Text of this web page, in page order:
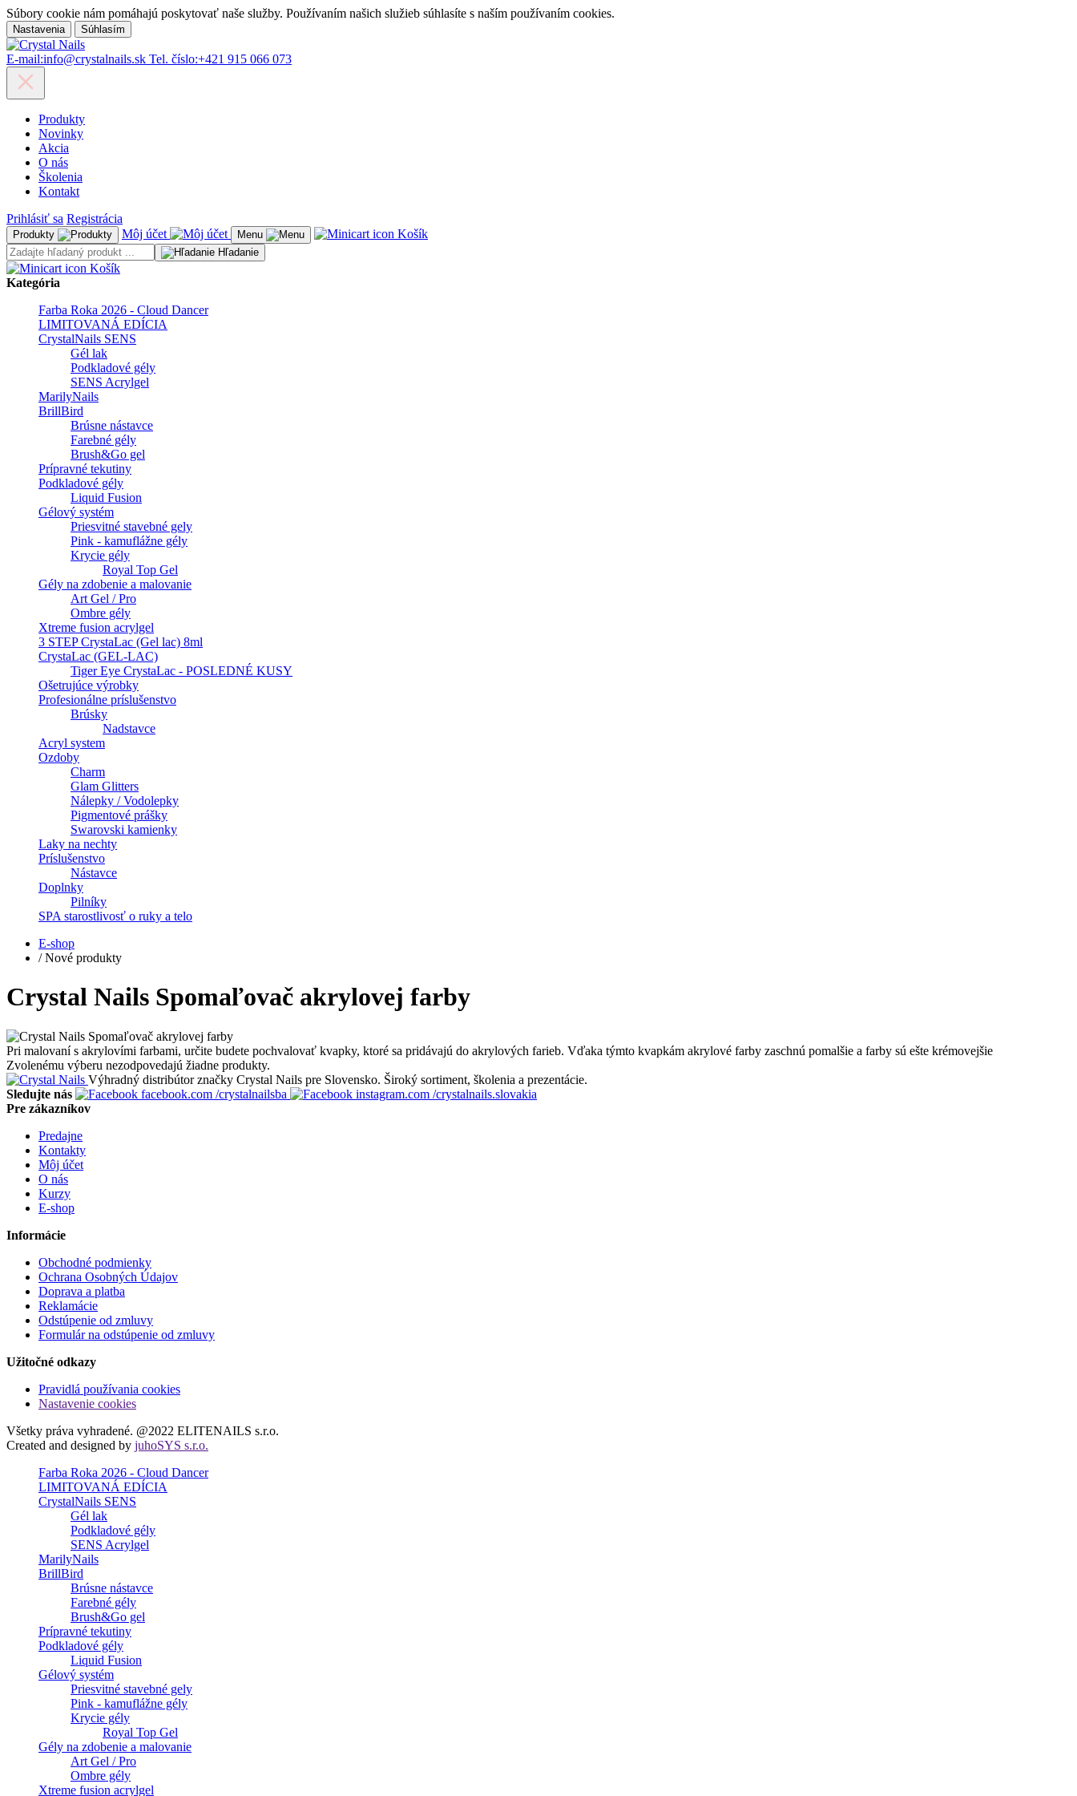
Súbory cookie nám pomáhajú poskytovať naše služby. Používaním našich služieb súhlasíte s naším používaním cookies.
Nastavenia Súhlasím
E-mail:info@crystalnails.sk Tel. číslo:+421 915 066 073
Produkty
Novinky
Akcia
O nás
Školenia
Kontakt
Prihlásiť sa Registrácia
Produkty Môj účet Menu Košík
Hľadanie
Košík
Kategória
Farba Roka 2026 - Cloud Dancer
LIMITOVANÁ EDÍCIA
CrystalNails SENS
Gél lak
Podkladové gély
SENS Acrylgel
MarilyNails
BrillBird
Brúsne nástavce
Farebné gély
Brush&Go gel
Prípravné tekutiny
Podkladové gély
Liquid Fusion
Gélový systém
Priesvitné stavebné gely
Pink - kamuflážne gély
Krycie gély
Royal Top Gel
Gély na zdobenie a malovanie
Art Gel / Pro
Ombre gély
Xtreme fusion acrylgel
3 STEP CrystaLac (Gel lac) 8ml
CrystaLac (GEL-LAC)
Tiger Eye CrystaLac - POSLEDNÉ KUSY
Ošetrujúce výrobky
Profesionálne príslušenstvo
Brúsky
Nadstavce
Acryl system
Ozdoby
Charm
Glam Glitters
Nálepky / Vodolepky
Pigmentové prášky
Swarovski kamienky
Laky na nechty
Príslušenstvo
Nástavce
Doplnky
Pilníky
SPA starostlivosť o ruky a telo
E-shop
/ Nové produkty
Crystal Nails Spomaľovač akrylovej farby
Pri malovaní s akrylovími farbami, určite budete pochvalovať kvapky, ktoré sa pridávajú do akrylových farieb. Vďaka týmto kvapkám akrylové farby zaschnú pomalšie a farby sú ešte krémovejšie
Zvolenému výberu nezodpovedajú žiadne produkty.
Výhradný distribútor značky Crystal Nails pre Slovensko. Široký sortiment, školenia a prezentácie.
Sledujte nás
facebook.com /crystalnailsba instagram.com /crystalnails.slovakia
Pre zákazníkov
Predajne
Kontakty
Môj účet
O nás
Kurzy
E-shop
Informácie
Obchodné podmienky
Ochrana Osobných Údajov
Doprava a platba
Reklamácie
Odstúpenie od zmluvy
Formulár na odstúpenie od zmluvy
Užitočné odkazy
Pravidlá používania cookies
Nastavenie cookies
Všetky práva vyhradené. @2022 ELITENAILS s.r.o.
Created and designed by juhoSYS s.r.o.
Farba Roka 2026 - Cloud Dancer
LIMITOVANÁ EDÍCIA
CrystalNails SENS
Gél lak
Podkladové gély
SENS Acrylgel
MarilyNails
BrillBird
Brúsne nástavce
Farebné gély
Brush&Go gel
Prípravné tekutiny
Podkladové gély
Liquid Fusion
Gélový systém
Priesvitné stavebné gely
Pink - kamuflážne gély
Krycie gély
Royal Top Gel
Gély na zdobenie a malovanie
Art Gel / Pro
Ombre gély
Xtreme fusion acrylgel